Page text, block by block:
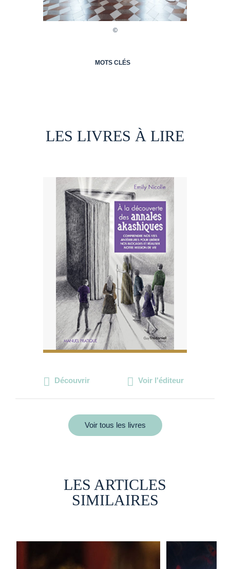
MOTS CLÉS
LES LIVRES À LIRE
Découvrir Voir l'éditeur
Voir tous les livres
LES ARTICLES
SIMILAIRES